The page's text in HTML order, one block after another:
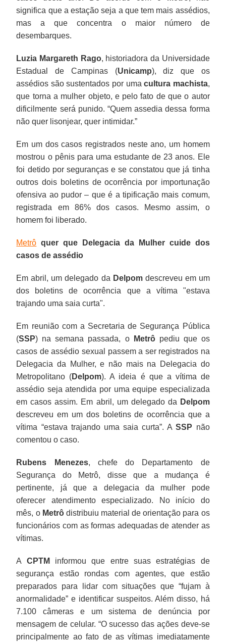
significa que a estação seja a que tem mais assédios,
mas a que concentra o maior número de
desembarques.
Luzia Margareth Rago, historiadora da Universidade
Estadual de Campinas (Unicamp), diz que os
assédios são sustentados por umacultura machista,
que torna a mulher objeto, e pelo fato de que o autor
dificilmente será punido. “Quem assedia dessa forma
não quer lisonjear, quer intimidar.”
Em um dos casos registrados neste ano, um homem
mostrou o pênis para uma estudante de 23 anos. Ele
foi detido por seguranças e se constatou que já tinha
outros dois boletins de ocorrência por importunação
ofensiva ao pudor – que é a tipificação mais comum,
registrada em 86% dos casos. Mesmo assim, o
homem foi liberado.
Metrô quer que Delegacia da Mulher cuide dos
casos de assédio
Em abril, um delegado da Delpomdescreveu em um
dos boletins de ocorrência que a vítima "estava
trajando uma saia curta".
Em reunião com a Secretaria de Segurança Pública
(SSP) na semana passada, o Metrôpediu que os
casos de assédio sexual passem a ser registrados na
Delegacia da Mulher, e não mais na Delegacia do
Metropolitano (Delpom). A ideia é que a vítima de
assédio seja atendida por uma equipe especializada
em casos assim. Em abril, um delegado da Delpom
descreveu em um dos boletins de ocorrência que a
vítima “estava trajando uma saia curta”. ASSP não
comentou o caso.
Rubens Menezes, chefe do Departamento de
Segurança do Metrô, disse que a mudança é
pertinente, já que a delegacia da mulher pode
oferecer atendimento especializado. No início do
mês, o Metrôdistribuiu material de orientação para os
funcionários com as formas adequadas de atender as
vítimas.
A CPTM
informou que entre suas estratégias de
segurança estão rondas com agentes, que estão
preparados para lidar com situações que “fujam à
anormalidade” e identificar suspeitos. Além disso, há
7.100 câmeras e um sistema de denúncia por
mensagem de celular. “O sucesso das ações deve-se
principalmente ao fato de as vítimas imediatamente